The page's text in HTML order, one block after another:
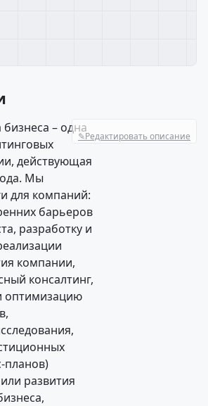
– одна
действующая
Мы
для компаний:
барьеров
разработку и
компании,
консалтинг,
оптимизацию
планов)
развития
✎Редактировать описание